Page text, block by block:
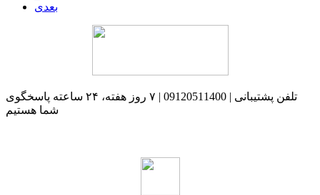
بعدی
تلفن پشتیبانی | 09120511400 | ۷ روز هفته، ۲۴ ساعته پاسخگوی
شما هستیم